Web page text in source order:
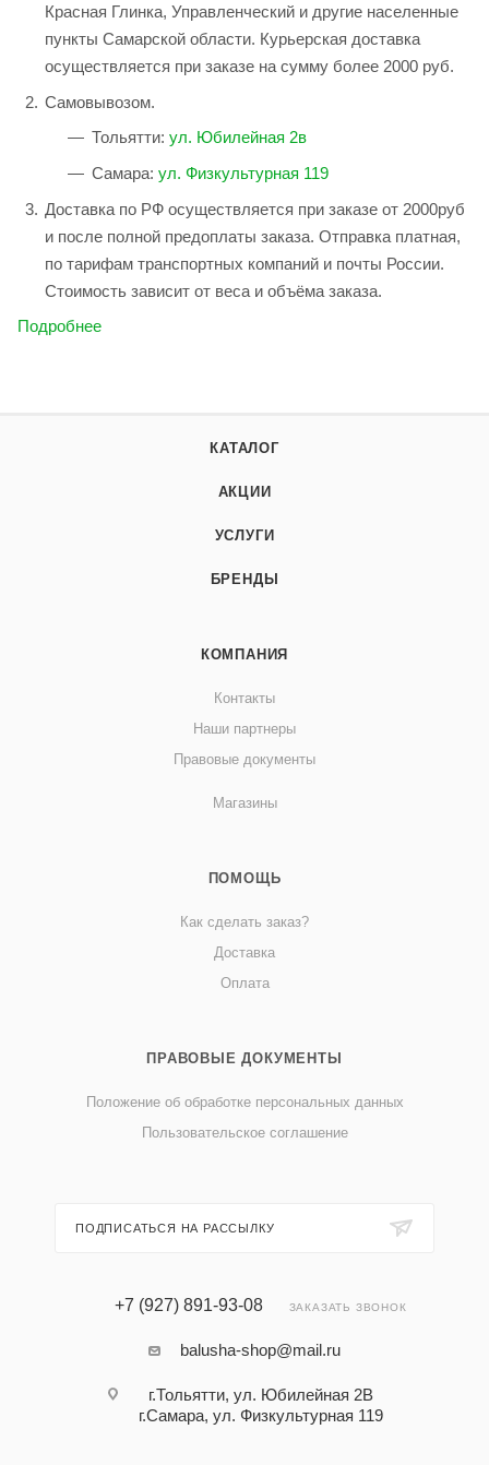
Красная Глинка, Управленческий и другие населенные
пункты Самарской области. Курьерская доставка
осуществляется при заказе на сумму более 2000 руб.
Самовывозом.
Тольятти: ул. Юбилейная 2в
Самара: ул. Физкультурная 119
Доставка по РФ осуществляется при заказе от 2000руб
и после полной предоплаты заказа. Отправка платная,
по тарифам транспортных компаний и почты России.
Стоимость зависит от веса и объёма заказа.
Подробнее
КАТАЛОГ
АКЦИИ
УСЛУГИ
БРЕНДЫ
КОМПАНИЯ
Контакты
Наши партнеры
Правовые документы
Магазины
ПОМОЩЬ
Как сделать заказ?
Доставка
Оплата
ПРАВОВЫЕ ДОКУМЕНТЫ
Положение об обработке персональных данных
Пользовательское соглашение
ПОДПИСАТЬСЯ НА РАССЫЛКУ
+7 (927) 891-93-08 ЗАКАЗАТЬ ЗВОНОК
balusha-shop@mail.ru
г.Тольятти, ул. Юбилейная 2В
г.Самара, ул. Физкультурная 119